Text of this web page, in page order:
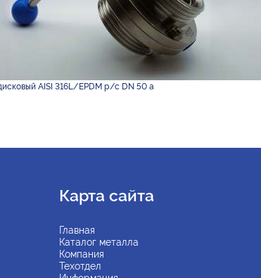
AISI 316L/EPDM р/с DN 50 а
Карта сайта
Главная
Каталог металла
Компания
Техотдел